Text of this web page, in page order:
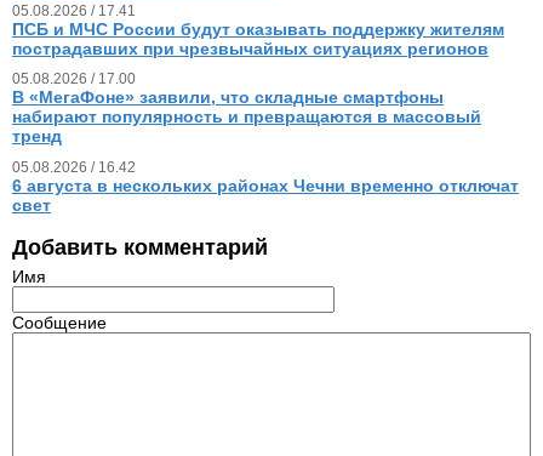
05.08.2026 / 17.41
ПСБ и МЧС России будут оказывать поддержку жителям
пострадавших при чрезвычайных ситуациях регионов
05.08.2026 / 17.00
В «МегаФоне» заявили, что складные смартфоны
набирают популярность и превращаются в массовый
тренд
05.08.2026 / 16.42
6 августа в нескольких районах Чечни временно отключат
свет
Добавить комментарий
Имя
Сообщение